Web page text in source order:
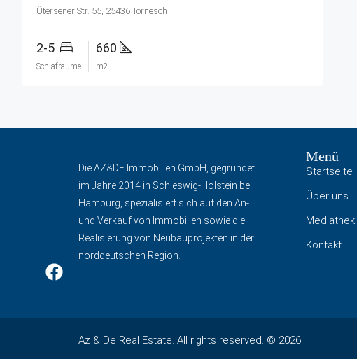
Ütersener Str. 55, 25436 Tornesch
2-5
Schlafräume
660
m2
Die AZ&DE Immobilien GmbH, gegründet
im Jahre 2014 in Schleswig-Holstein bei
Hamburg, spezialisiert sich auf den An-
und Verkauf von Immobilien sowie die
Realisierung von Neubauprojekten in der
norddeutschen Region.
Menü
Startseite
Über uns
Mediathek
Kontakt
Az & De Real Estate. All rights reserved. © 2026